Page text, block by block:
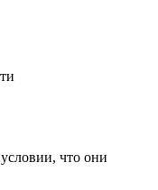
что они